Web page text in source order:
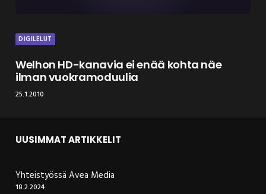
DIGILELUT
Welhon HD-kanavia ei enää kohta näe
ilman vuokramoduulia
25.1.2010
UUSIMMAT ARTIKKELIT
Yhteistyössä Avea Media
18.2.2024